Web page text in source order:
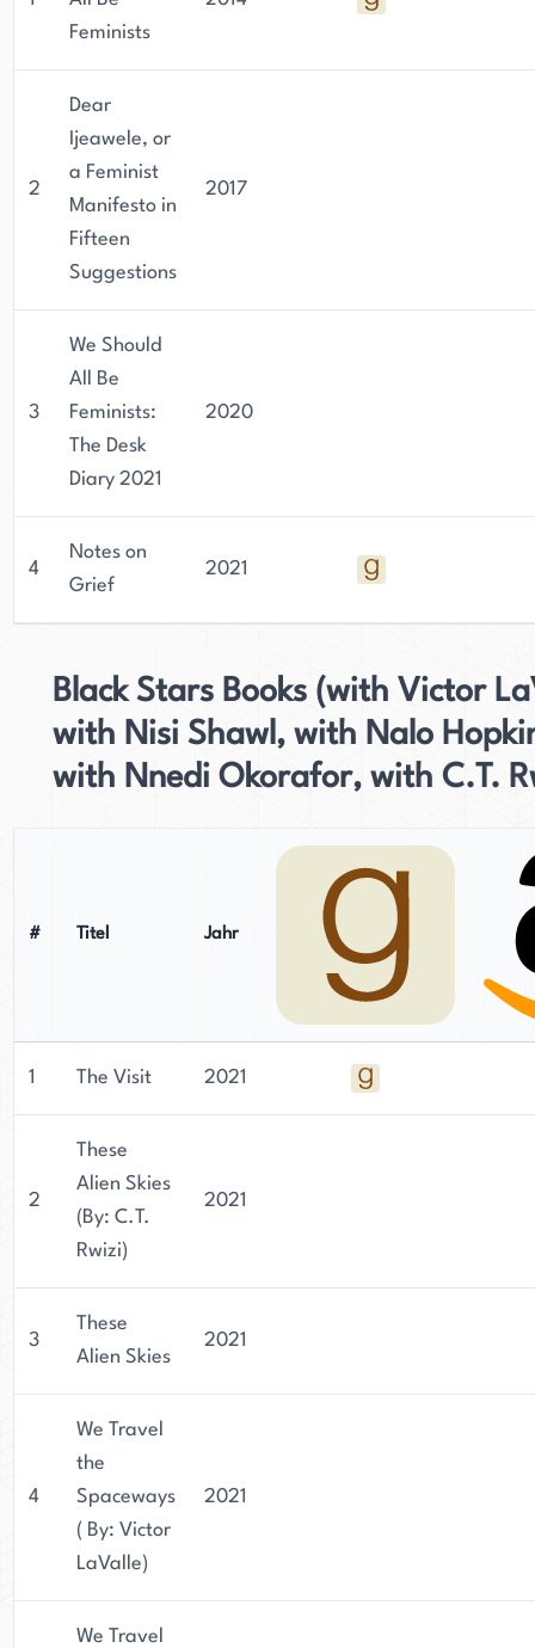
Feminists
2
Dear
Ijeawele, or
a Feminist
Manifesto in
Fifteen
Suggestions
2017
3
We Should
All Be
Feminists:
The Desk
Diary 2021
2020
4
Notes on
Grief
2021
Black Stars Books (with Victor
with Nisi Shawl, with Nalo
with Nnedi Okorafor, with C.T.
# Titel Jahr
1 The Visit 2021
2
These
Alien Skies
(By: C.T.
Rwizi)
2021
3
These
Alien Skies
2021
4
We Travel
the
Spaceways
( By: Victor
LaValle)
2021
We Travel